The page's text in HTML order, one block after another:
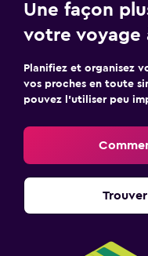
Une façon
votre voyage
Planifiez et organisez
vos proches en toute
pouvez l’utiliser peu